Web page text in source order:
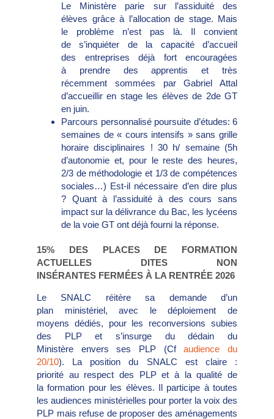
Le Ministère parie sur l’assiduité des
élèves grâce à l’allocation de stage. Mais
le problème n’est pas là. Il convient
de s’inquiéter de la capacité d’accueil
des entreprises déjà fort encouragées
à prendre des apprentis et très
récemment sommées par Gabriel Attal
d’accueillir en stage les élèves de 2de GT
en juin.
Parcours personnalisé poursuite d’études: 6
semaines de « cours intensifs » sans grille
horaire disciplinaires ! 30 h/ semaine (5h
d’autonomie et, pour le reste des heures,
2/3 de méthodologie et 1/3 de compétences
sociales…) Est-il nécessaire d’en dire plus
? Quant à l’assiduité à des cours sans
impact sur la délivrance du Bac, les lycéens
de la voie GT ont déjà fourni la réponse.
15% DES PLACES DE FORMATION
ACTUELLES DITES NON
INSÉRANTES FERMÉES À LA RENTRÉE 2026
Le SNALC réitère sa demande d’un
plan ministériel, avec le déploiement de
moyens dédiés, pour les reconversions subies
des PLP et s’insurge du dédain du
Ministère envers ses PLP (Cfaudience du
20/10). La position du SNALC est claire :
priorité au respect des PLP et à la qualité de
la formation pour les élèves. Il participe à toutes
les audiences ministérielles pour porter la voix des
PLP mais refuse de proposer des aménagements